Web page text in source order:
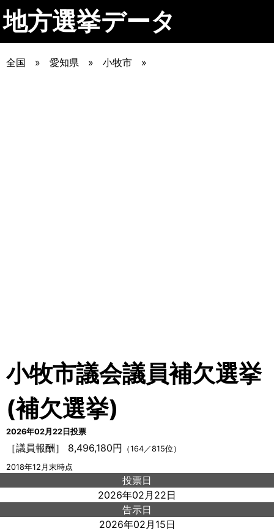
地方選挙データ
全国 愛知県 小牧市
小牧市議会議員補欠選挙
(補欠選挙)
2026年02月22日投票
［議員報酬］ 8,496,180円 （164／815位）
2018年12月末時点
投票日
告示日
2026年02月22日
2026年02月15日